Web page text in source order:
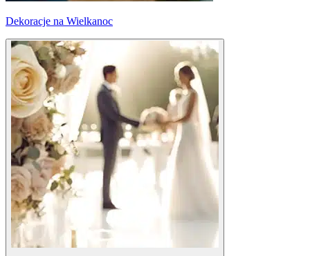
Dekoracje na Wielkanoc